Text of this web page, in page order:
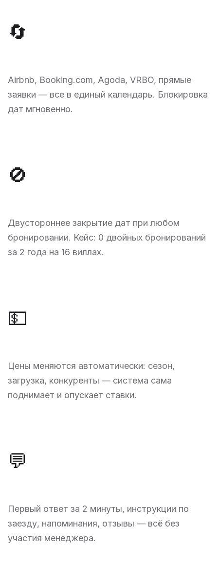
🔄
Airbnb, Booking.com, Agoda, VRBO, прямые
заявки — все в единый календарь. Блокировка
дат мгновенно.
🚫
Двустороннее закрытие дат при любом
бронировании. Кейс: 0 двойных бронирований
за 2 года на 16 виллах.
💵
Цены меняются автоматически: сезон,
загрузка, конкуренты — система сама
поднимает и опускает ставки.
💬
Первый ответ за 2 минуты, инструкции по
заезду, напоминания, отзывы — всё без
участия менеджера.